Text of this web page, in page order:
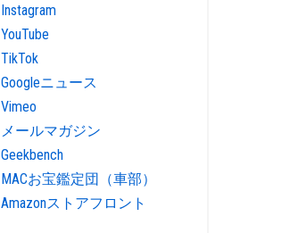
Instagram
YouTube
TikTok
Googleニュース
Vimeo
メールマガジン
Geekbench
MACお宝鑑定団（車部）
Amazonストアフロント